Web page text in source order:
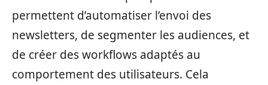
permettent d’automatiser l’envoi des
newsletters, de segmenter les audiences, et
de créer des workflows adaptés au
comportement des utilisateurs. Cela